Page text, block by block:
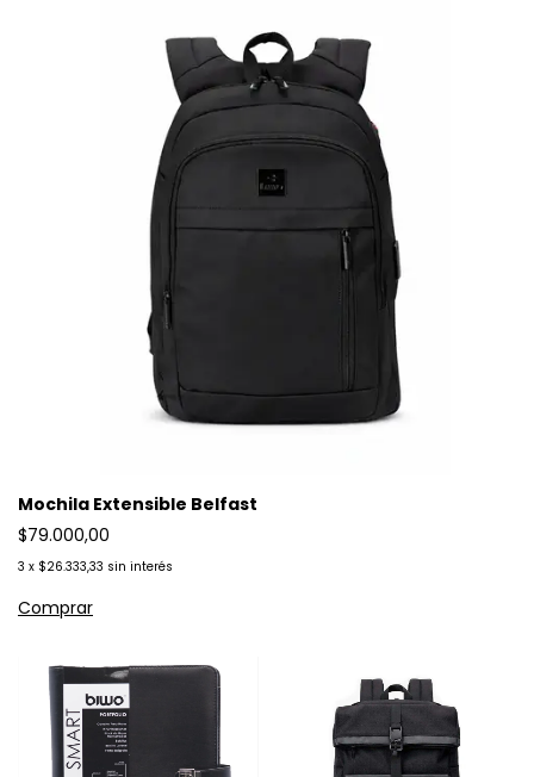
Mochila Extensible Belfast
$79.000,00
3 x $26.333,33 sin interés